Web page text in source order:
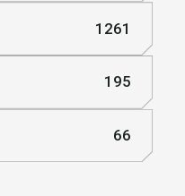
1261
195
66